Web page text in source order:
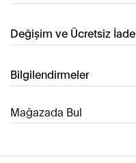
Değişim ve Ücretsiz İade
Bilgilendirmeler
Mağazada Bul